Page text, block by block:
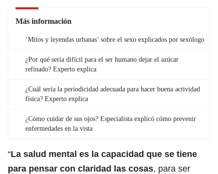
Más información
‘Mitos y leyendas urbanas’ sobre el sexo explicados por sexólogo
¿Por qué sería difícil para el ser humano dejar el azúcar
refinado? Experto explica
¿Cuál sería la periodicidad adecuada para hacer buena actividad
física? Experto explica
¿Cómo cuidar de sus ojos? Especialista explicó cómo prevenir
enfermedades en la vista
“La salud mental es la capacidad que se tiene
para pensar con claridad las cosas, para ser